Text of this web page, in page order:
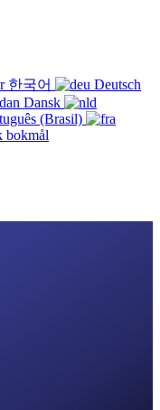
한국어
Deutsch
Dansk
(Brasil)
bokmål